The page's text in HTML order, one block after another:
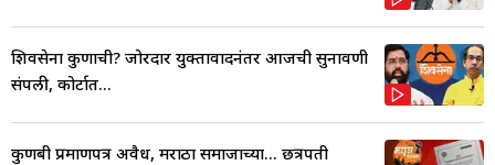
शिवसेना कुणाची? जोरदार युक्तावादनंतर आजची सुनावणी
संपली, कोर्टात...
कुणबी प्रमाणपत्र अवैध, मराठा समाजाच्या... छत्रपती